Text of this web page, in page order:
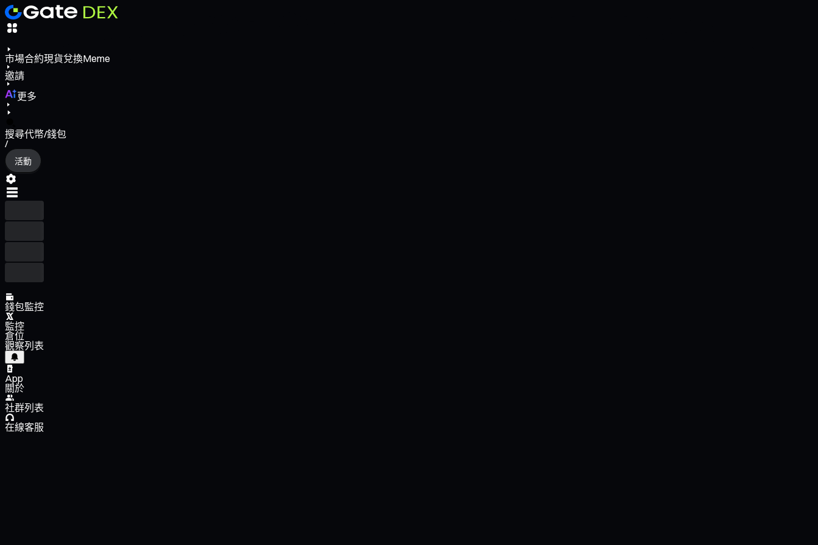
市場合約現貨兌換Meme
邀請
更多
搜尋代幣/錢包
/
活動
錢包監控
監控
倉位
觀察列表
App
關於
社群列表
在線客服